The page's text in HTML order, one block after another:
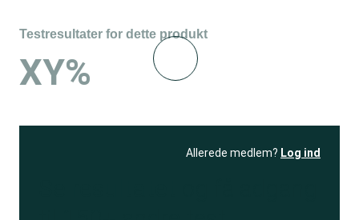
Testresultater for dette produkt
XY%
Allerede medlem? Log ind